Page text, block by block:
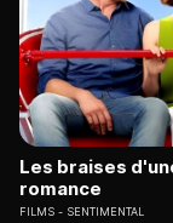
Les braises
romance
FILMS SENTIMENTAL